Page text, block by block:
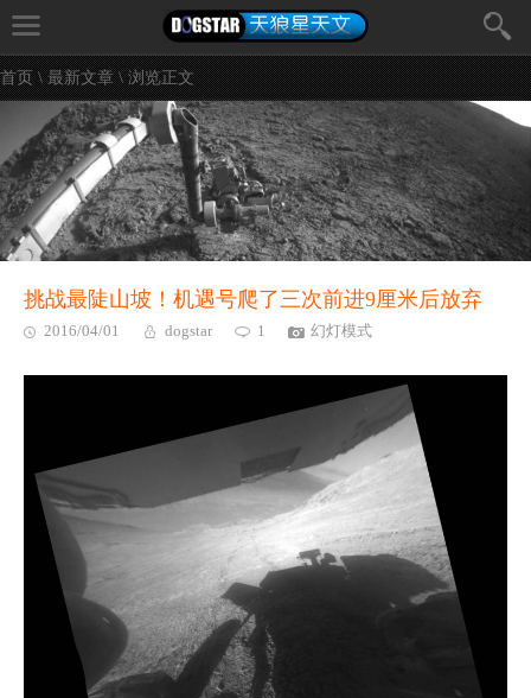
首页\最新文章\ 浏览正文
挑战最陡山坡！机遇号爬了三次前进9厘米后放弃
2016/04/01 dogstar 1 幻灯模式